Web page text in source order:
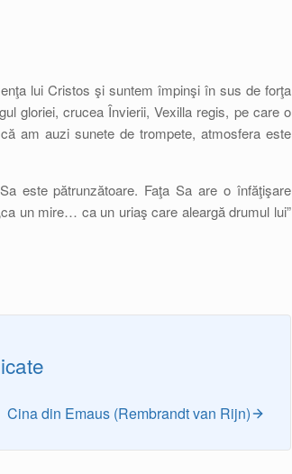
lui Cristos şi suntem împinşi în sus de forţa
gloriei, crucea Învierii, Vexilla regis, pe care o
am auzi sunete de trompete, atmosfera este
este pătrunzătoare. Faţa Sa are o înfăţişare
un mire… ca un uriaş care aleargă drumul lui”
Cina din Emaus (Rembrandt van Rijn)